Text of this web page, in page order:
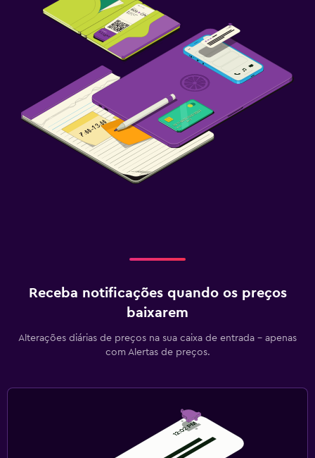
Receba notificações quando os preços
baixarem
Alterações diárias de preços na sua caixa de entrada - apenas
com Alertas de preços.